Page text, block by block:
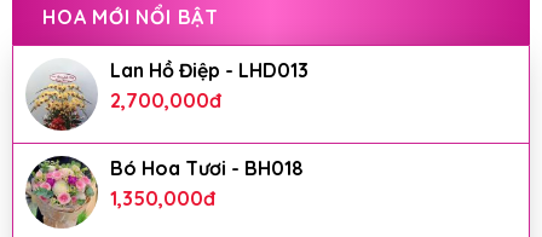
HOA MỚI NỔI BẬT
Lan Hồ Điệp - LHD013
2,700,000đ
Bó Hoa Tươi - BH018
1,350,000đ